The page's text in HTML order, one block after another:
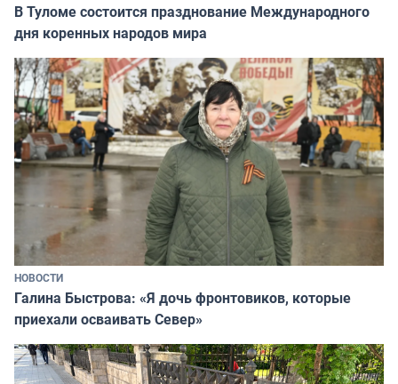
В Туломе состоится празднование Международного
дня коренных народов мира
НОВОСТИ
Галина Быстрова: «Я дочь фронтовиков, которые
приехали осваивать Север»